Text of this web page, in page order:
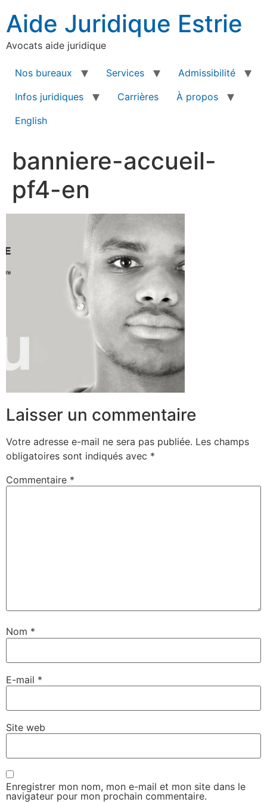
Aide Juridique Estrie
Avocats aide juridique
Nos bureaux Services
Admissibilité
Infos juridiques
Carrières
À propos
English
banniere-accueil-
pf4-en
Laisser un commentaire
Votre adresse e-mail ne sera pas publiée. Les champs
obligatoires sont indiqués avec *
Commentaire *
Nom *
E-mail *
Site web
Enregistrer mon nom, mon e-mail et mon site dans le
navigateur pour mon prochain commentaire.